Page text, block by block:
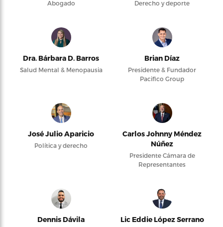
Abogado Derecho y deporte
Dra. Bárbara D. Barros
Salud Mental & Menopausia
Brian Díaz
Presidente & Fundador
Pacifico Group
José Julio Aparicio
Política y derecho
Carlos Johnny Méndez
Núñez
Presidente Cámara de
Representantes
Dennis Dávila Lic Eddie López Serrano